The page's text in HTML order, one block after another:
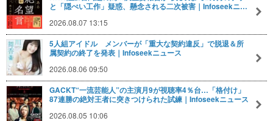
と「隠ぺい工作」疑惑、懸念される二次被害｜Infoseekニ…
2026.08.07 13:15
5人組アイドル メンバーが「重大な契約違反」で脱退＆所
属契約の終了を発表｜Infoseekニュース
2026.08.06 09:50
GACKT“一流芸能人”の主演月9が視聴率4％台…「格付け」
87連勝の絶対王者に突きつけられた試練｜Infoseekニュース
2026.08.05 10:06